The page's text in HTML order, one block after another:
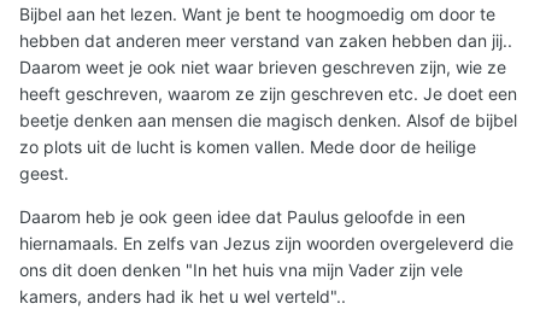
Bijbel aan het lezen. Want je bent te hoogmoedig om door te
hebben dat anderen meer verstand van zaken hebben dan jij..
Daarom weet je ook niet waar brieven geschreven zijn, wie ze
heeft geschreven, waarom ze zijn geschreven etc. Je doet een
beetje denken aan mensen die magisch denken. Alsof de bijbel
zo plots uit de lucht is komen vallen. Mede door de heilige
geest.
Daarom heb je ook geen idee dat Paulus geloofde in een
hiernamaals. En zelfs van Jezus zijn woorden overgeleverd die
ons dit doen denken "In het huis vna mijn Vader zijn vele
kamers, anders had ik het u wel verteld"..